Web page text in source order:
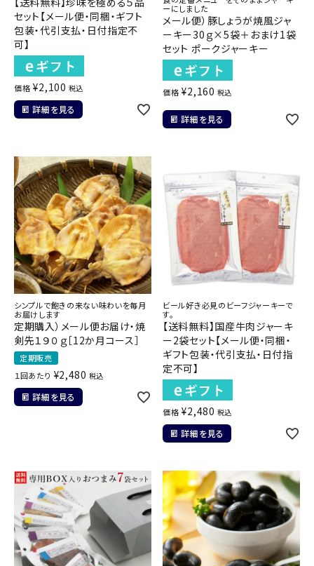
セット【メール便・同梱・ギフト
包装・代引支払・日付指定不
可】
価格 ¥2,100 税込
詳細を見る
ーにしました
メール便）豚しょうが焼風ジャ
ーキー30ｇ×5袋＋おまけ1袋
セット ポークジャーキー
価格 ¥2,160 税込
詳細を見る
シンプルで飽きの来ない味わいを毎月
お届けします
定期購入）メール便お届け・焼
剣先１９０ｇ［12か月コース］
定期販売
１回あたり ¥2,480 税込
詳細を見る
ビール好き必見のビーフジャーキーで
す。
【送料無料】国産牛肉ジャーキ
ー2袋セット【メール便・同梱・
ギフト包装・代引支払・日付指
定不可】
価格 ¥2,480 税込
詳細を見る